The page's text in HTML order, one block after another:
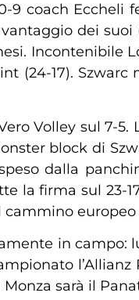
coach Eccheli
dei suoi
(24-17).
Volley sul 7-5.
block di
dalla
la firma sul 23-
europeo
in
sarà il